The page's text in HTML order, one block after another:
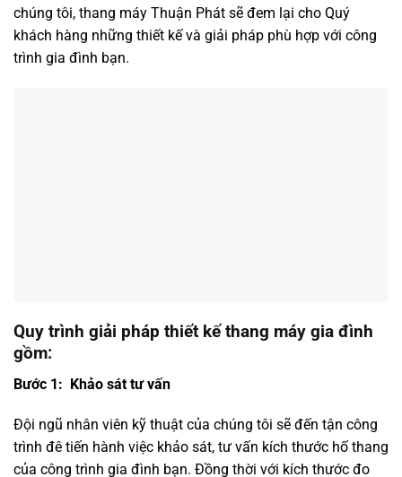
chúng tôi, thang máy Thuận Phát sẽ đem lại cho Quý
khách hàng những thiết kế và giải pháp phù hợp với công
trình gia đình bạn.
Quy trình giải pháp thiết kế thang máy gia đình
gồm:
Bước 1: Khảo sát tư vấn
Đội ngũ nhân viên kỹ thuật của chúng tôi sẽ đến tận công
trình đê tiến hành việc khảo sát, tư vấn kích thước hố thang
của công trình gia đình bạn. Đồng thời với kích thước đo